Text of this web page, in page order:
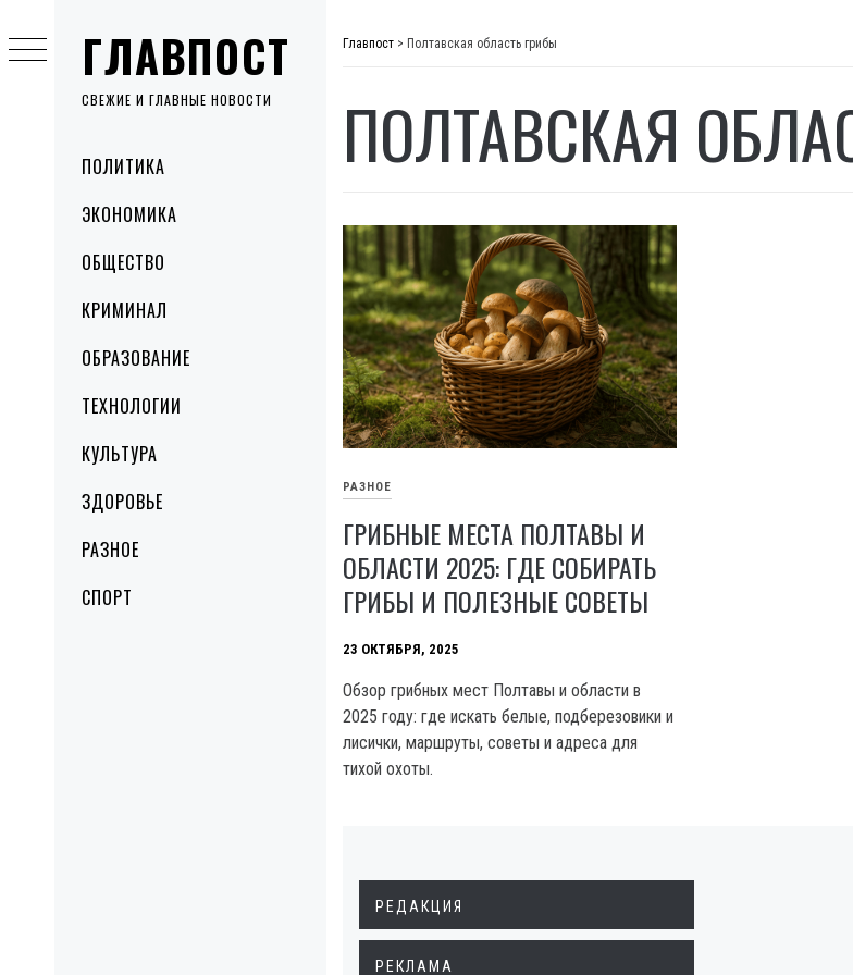
ГЛАВПОСТ
СВЕЖИЕ И ГЛАВНЫЕ НОВОСТИ
MenuПОЛИТИКА
ЭКОНОМИКА
ОБЩЕСТВО
КРИМИНАЛ
ОБРАЗОВАНИЕ
ТЕХНОЛОГИИ
КУЛЬТУРА
ЗДОРОВЬЕ
РАЗНОЕ
СПОРТ
to
content
Главпост > Полтавская область грибы
ПОЛТАВСКАЯ
РАЗНОЕ
ГРИБНЫЕ МЕСТА ПОЛТАВЫ И
ОБЛАСТИ 2025: ГДЕ СОБИРАТЬ
ГРИБЫ И ПОЛЕЗНЫЕ СОВЕТЫ
23 ОКТЯБРЯ, 2025
Обзор грибных мест Полтавы и области в
2025 году: где искать белые, подберезовики и
лисички, маршруты, советы и адреса для
тихой охоты.
РЕДАКЦИЯ
РЕКЛАМА